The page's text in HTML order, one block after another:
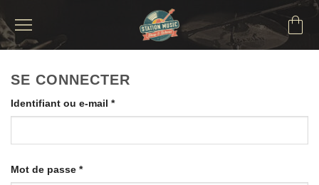
au
contenu
SE CONNECTER
Identifiant ou e-mail *Obligatoire
Mot de passe *Obligatoire